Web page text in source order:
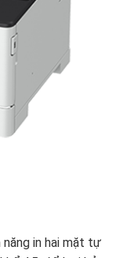
in hai mặt tự